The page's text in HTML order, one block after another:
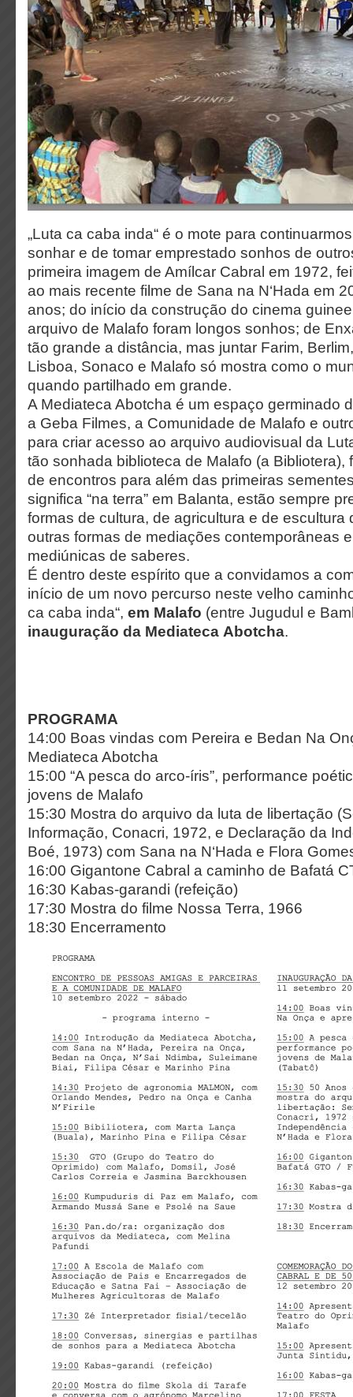
„Luta ca caba inda“ é o mote para
sonhar e de tomar emprestado sonhos de
primeira imagem de Amílcar Cabral em 1972,
ao mais recente filme de Sana na N‘Hada em
anos; do início da construção do cinema
arquivo de Malafo foram longos sonhos; de
tão grande a distância, mas juntar Farim,
Lisboa, Sonaco e Malafo só mostra como o
quando partilhado em grande.
A Mediateca Abotcha é um espaço germinado
a Geba Filmes, a Comunidade de Malafo e
para criar acesso ao arquivo audiovisual da
tão sonhada biblioteca de Malafo (a Bibliotera),
de encontros para além das primeiras
significa “na terra” em Balanta, estão sempre
formas de cultura, de agricultura e de escultura
outras formas de mediações contemporâneas
mediúnicas de saberes.
É dentro deste espírito que a convidamos a
início de um novo percurso neste velho
ca caba inda“, em Malafo (entre Jugudul e
inauguração da Mediateca Abotcha.
PROGRAMA
14:00 Boas vindas com Pereira e Bedan Na
Mediateca Abotcha
15:00 “A pesca do arco-íris”, performance
jovens de Malafo
15:30 Mostra do arquivo da luta de libertação
Informação, Conacri, 1972, e Declaração da
Boé, 1973) com Sana na N‘Hada e Flora
16:00 Gigantone Cabral a caminho de Bafatá
16:30 Kabas-garandi (refeição)
17:30 Mostra do filme Nossa Terra, 1966
18:30 Encerramento